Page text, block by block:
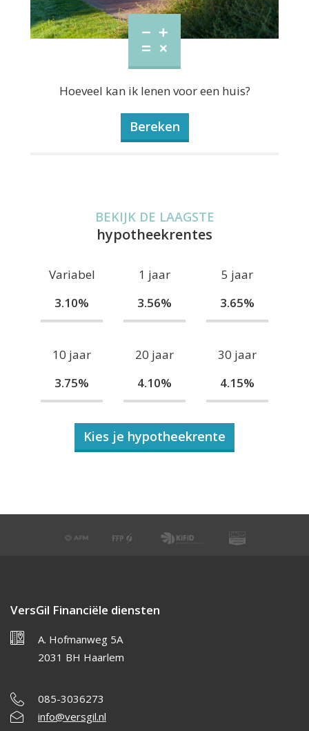
Hoeveel kan ik lenen voor een huis?
Bereken
BEKIJK DE LAAGSTE
hypotheekrentes
Variabel
3.10%
1 jaar
3.56%
5 jaar
3.65%
10 jaar
3.75%
20 jaar
4.10%
30 jaar
4.15%
Kies je hypotheekrente
VersGil Financiële diensten
A. Hofmanweg 5A
2031 BH Haarlem
085-3036273
info@versgil.nl